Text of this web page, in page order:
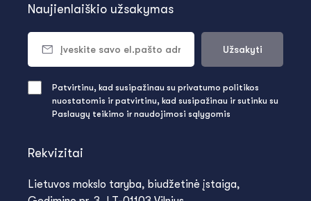
Rekvizitai
Lietuvos mokslo taryba, biudžetinė įstaiga,
Naujienlaiškio užsakymas
Užsakyti
Patvirtinu, kad susipažinau su privatumo politikos
nuostatomis ir patvirtinu, kad susipažinau ir sutinku su
Paslaugų teikimo ir naudojimosi sąlygomis